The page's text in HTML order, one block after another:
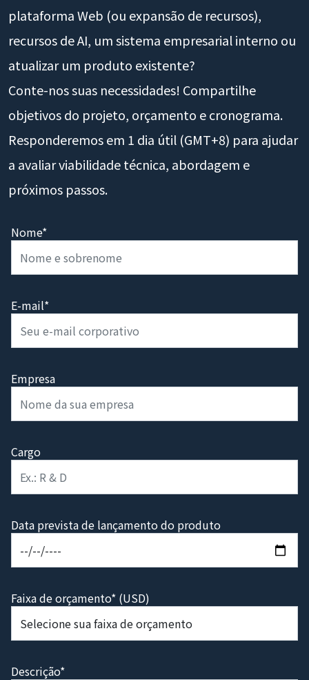
plataforma Web (ou expansão de recursos),
recursos de AI, um sistema empresarial interno ou
atualizar um produto existente?
Conte-nos suas necessidades! Compartilhe
objetivos do projeto, orçamento e cronograma.
Responderemos em 1 dia útil (GMT+8) para ajudar
a avaliar viabilidade técnica, abordagem e
próximos passos.
Nome*
E-mail*
Empresa
Cargo
Data prevista de lançamento do produto
Faixa de orçamento* (USD)
Descrição*